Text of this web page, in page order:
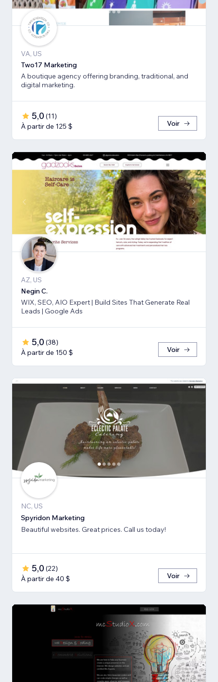
VA, US
Two17 Marketing
A boutique agency offering branding, traditional, and
digital marketing.
5,0 (11)
À partir de 125 $
Voir
AZ, US
Negin C.
WIX, SEO, AIO Expert | Build Sites That Generate Real
Leads | Google Ads
5,0 (38)
À partir de 150 $
Voir
NC, US
Spyridon Marketing
Beautiful websites. Great prices. Call us today!
5,0 (22)
À partir de 40 $
Voir